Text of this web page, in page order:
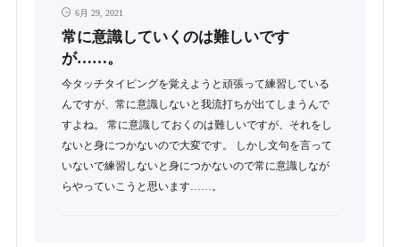
6月 29, 2021
常に意識していくのは難しいです
が……。
今タッチタイピングを覚えようと頑張って練習している
んですが、常に意識しないと我流打ちが出てしまうんで
すよね。 常に意識しておくのは難しいですが、それをし
ないと身につかないので大変です。 しかし文句を言って
いないで練習しないと身につかないので常に意識しなが
らやっていこうと思います……。